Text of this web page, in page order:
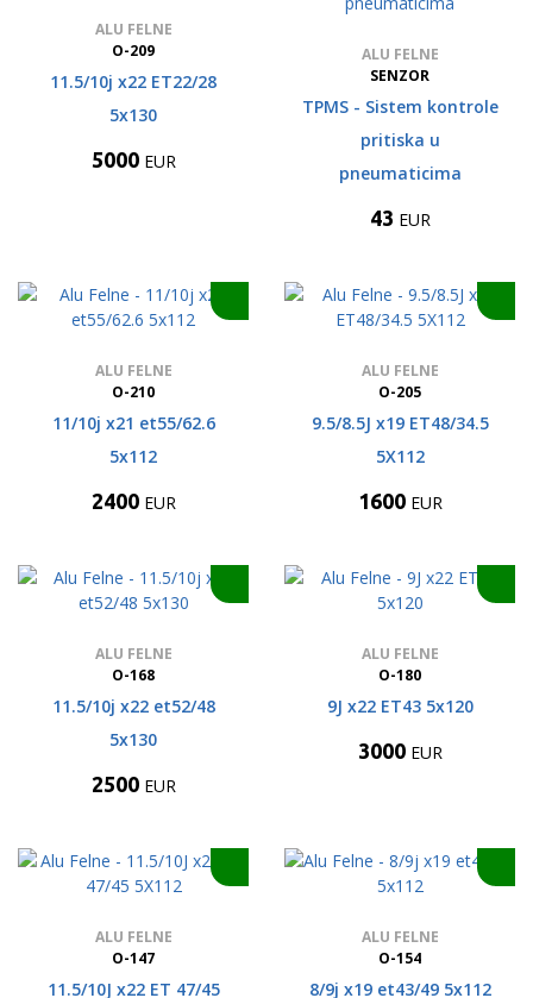
ALU FELNE
O-209
11.5/10j x22 ET22/28
5x130
5000 EUR
ALU FELNE
SENZOR
TPMS - Sistem kontrole
pritiska u
pneumaticima
43 EUR
ALU FELNE
O-210
11/10j x21 et55/62.6
5x112
2400 EUR
ALU FELNE
O-205
9.5/8.5J x19 ET48/34.5
5X112
1600 EUR
ALU FELNE
O-168
11.5/10j x22 et52/48
5x130
2500 EUR
ALU FELNE
O-180
9J x22 ET43 5x120
3000 EUR
ALU FELNE
O-147
11.5/10J x22 ET 47/45
ALU FELNE
O-154
8/9j x19 et43/49 5x112